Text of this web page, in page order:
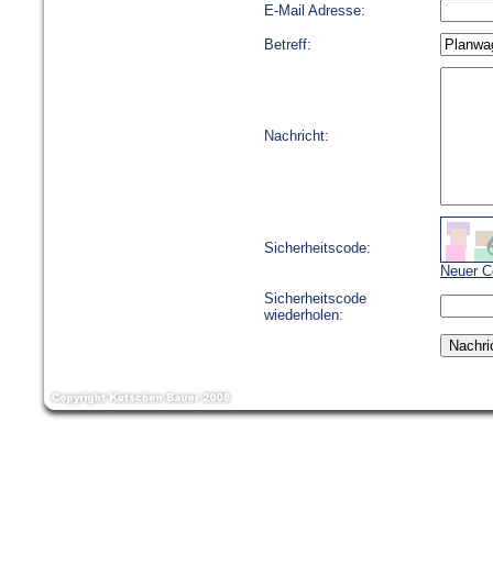
E-Mail Adresse:
Betreff:
Nachricht:
Sicherheitscode:
Neuer
Sicherheitscode
wiederholen: